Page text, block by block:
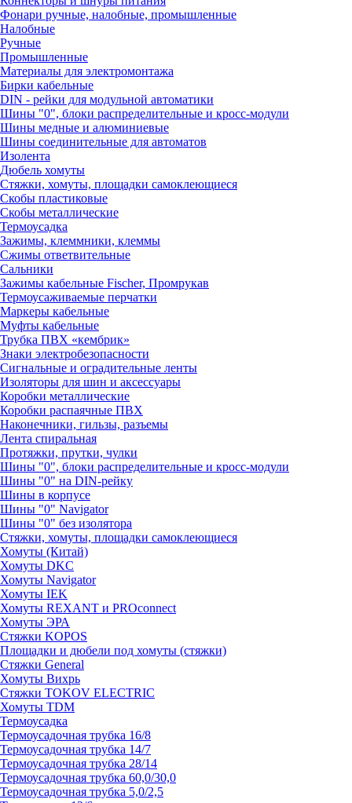
Фонари ручные, налобные, промышленные
Налобные
Ручные
Промышленные
Материалы для электромонтажа
Бирки кабельные
DIN - рейки для модульной автоматики
Шины "0", блоки распределительные и кросс-модули
Шины медные и алюминиевые
Шины соединительные для автоматов
Изолента
Дюбель хомуты
Стяжки, хомуты, площадки самоклеющиеся
Скобы пластиковые
Скобы металлические
Термоусадка
Зажимы, клеммники, клеммы
Сжимы ответвительные
Сальники
Зажимы кабельные Fischer, Промрукав
Термоусаживаемые перчатки
Маркеры кабельные
Муфты кабельные
Трубка ПВХ «кембрик»
Знаки электробезопасности
Сигнальные и оградительные ленты
Изоляторы для шин и аксессуары
Коробки металлические
Коробки распаячные ПВХ
Наконечники, гильзы, разъемы
Лента спиральная
Протяжки, прутки, чулки
Шины "0", блоки распределительные и кросс-модули
Шины "0" на DIN-рейку
Шины в корпусе
Шины "0" Navigator
Шины "0" без изолятора
Стяжки, хомуты, площадки самоклеющиеся
Хомуты (Китай)
Хомуты DKC
Хомуты Navigator
Хомуты IEK
Хомуты REXANT и PROconnect
Хомуты ЭРА
Стяжки KOPOS
Площадки и дюбели под хомуты (стяжки)
Стяжки General
Хомуты Вихрь
Стяжки TOKOV ELECTRIC
Хомуты TDM
Термоусадка
Термоусадочная трубка 16/8
Термоусадочная трубка 14/7
Термоусадочная трубка 28/14
Термоусадочная трубка 60,0/30,0
Термоусадочная трубка 5,0/2,5